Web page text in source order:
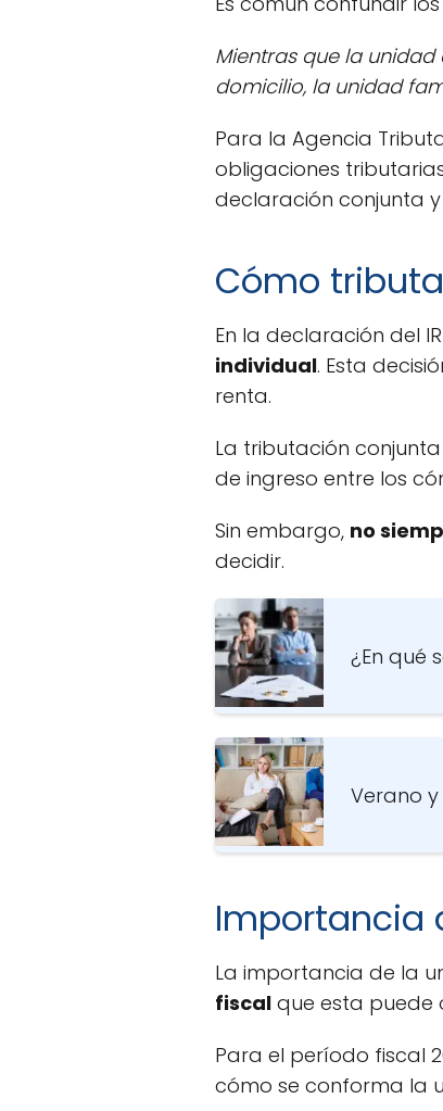
Mientras que la
domicilio, la unidad
Para la Agencia
obligaciones
declaración conjunta y
Cómo
En la declaración del
individual. Esta
renta.
La tributación
de ingreso entre los
Sin embargo, no
decidir.
¿En qué
Verano
Importancia
La importancia de la
fiscal que esta puede
Para el período fiscal
cómo se conforma la